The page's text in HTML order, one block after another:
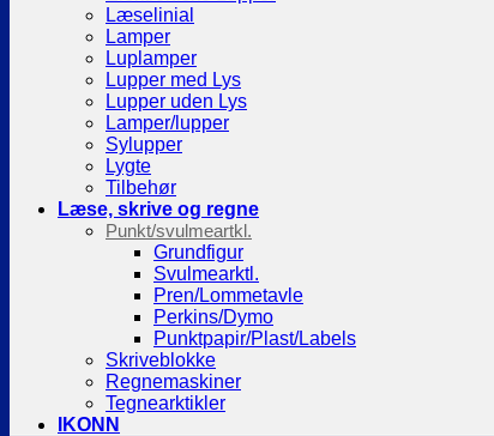
Læselinial
Lamper
Luplamper
Lupper med Lys
Lupper uden Lys
Lamper/lupper
Sylupper
Lygte
Tilbehør
Læse, skrive og regne
Punkt/svulmeartkl.
Grundfigur
Svulmearktl.
Pren/Lommetavle
Perkins/Dymo
Punktpapir/Plast/Labels
Skriveblokke
Regnemaskiner
Tegnearktikler
IKONN